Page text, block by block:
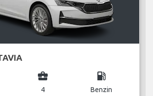
business_center
4
local_gas_station
Benzin